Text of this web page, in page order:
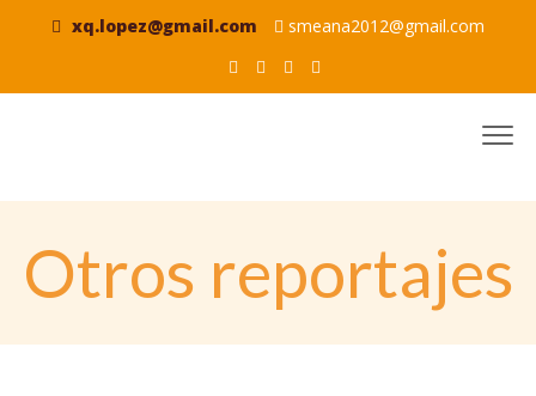
xq.lopez@gmail.com smeana2012@gmail.com
Otros reportajes